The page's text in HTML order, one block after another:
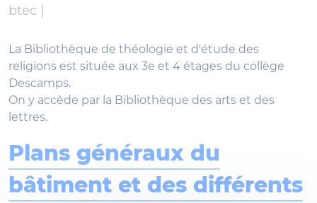
btec |
La Bibliothèque de théologie et d'étude des
religions est située aux 3e et 4 étages du collège
Descamps.
On y accède par la Bibliothèque des arts et des
lettres.
Plans généraux du
bâtiment et des différents